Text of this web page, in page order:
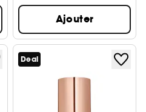
Ajouter
Deal